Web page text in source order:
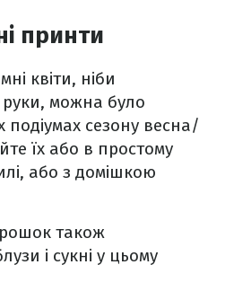
принти
квіти, ніби
руки, можна було
подіумах сезону весна/
їх або в простому
або з домішкою
також
і сукні у цьому